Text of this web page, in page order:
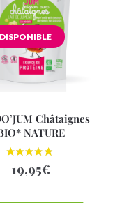
Châtaignes
NATURE
19,95€